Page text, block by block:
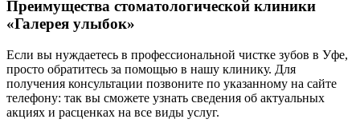
Преимущества стоматологической клиники
«Галерея улыбок»
Если вы нуждаетесь в профессиональной чистке зубов в Уфе,
просто обратитесь за помощью в нашу клинику. Для
получения консультации позвоните по указанному на сайте
телефону: так вы сможете узнать сведения об актуальных
акциях и расценках на все виды услуг.